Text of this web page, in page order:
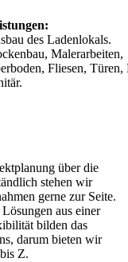
des Ladenlokals.
Malerarbeiten,
Fliesen, Türen,
über die
stehen wir
gerne zur Seite.
aus einer
bilden das
darum bieten wir
Z.